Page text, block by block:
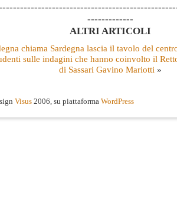
-------------
ALTRI ARTICOLI
chiama Sardegna lascia il tavolo del
sulle indagini che hanno coinvolto il
di Sassari Gavino Mariotti »
Visus 2006, su piattaforma WordPress